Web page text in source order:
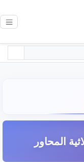
المحاور